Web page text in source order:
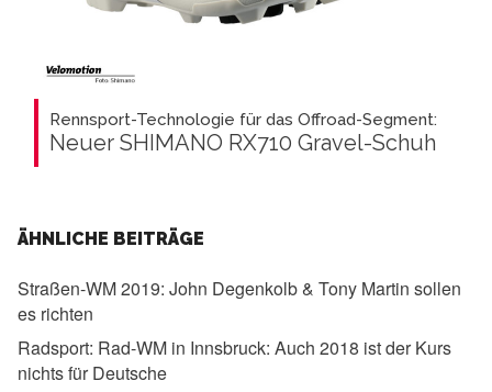
Rennsport-Technologie für das Offroad-Segment:
Neuer SHIMANO RX710 Gravel-Schuh
ÄHNLICHE BEITRÄGE
Straßen-WM 2019: John Degenkolb & Tony Martin sollen
es richten
Radsport: Rad-WM in Innsbruck: Auch 2018 ist der Kurs
nichts für Deutsche